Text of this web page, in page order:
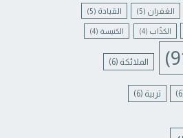
الغفران (5) القيادة (5)
الكذّاب (4) الكنيسة (4)
الملائكة (6)
تربية (6)